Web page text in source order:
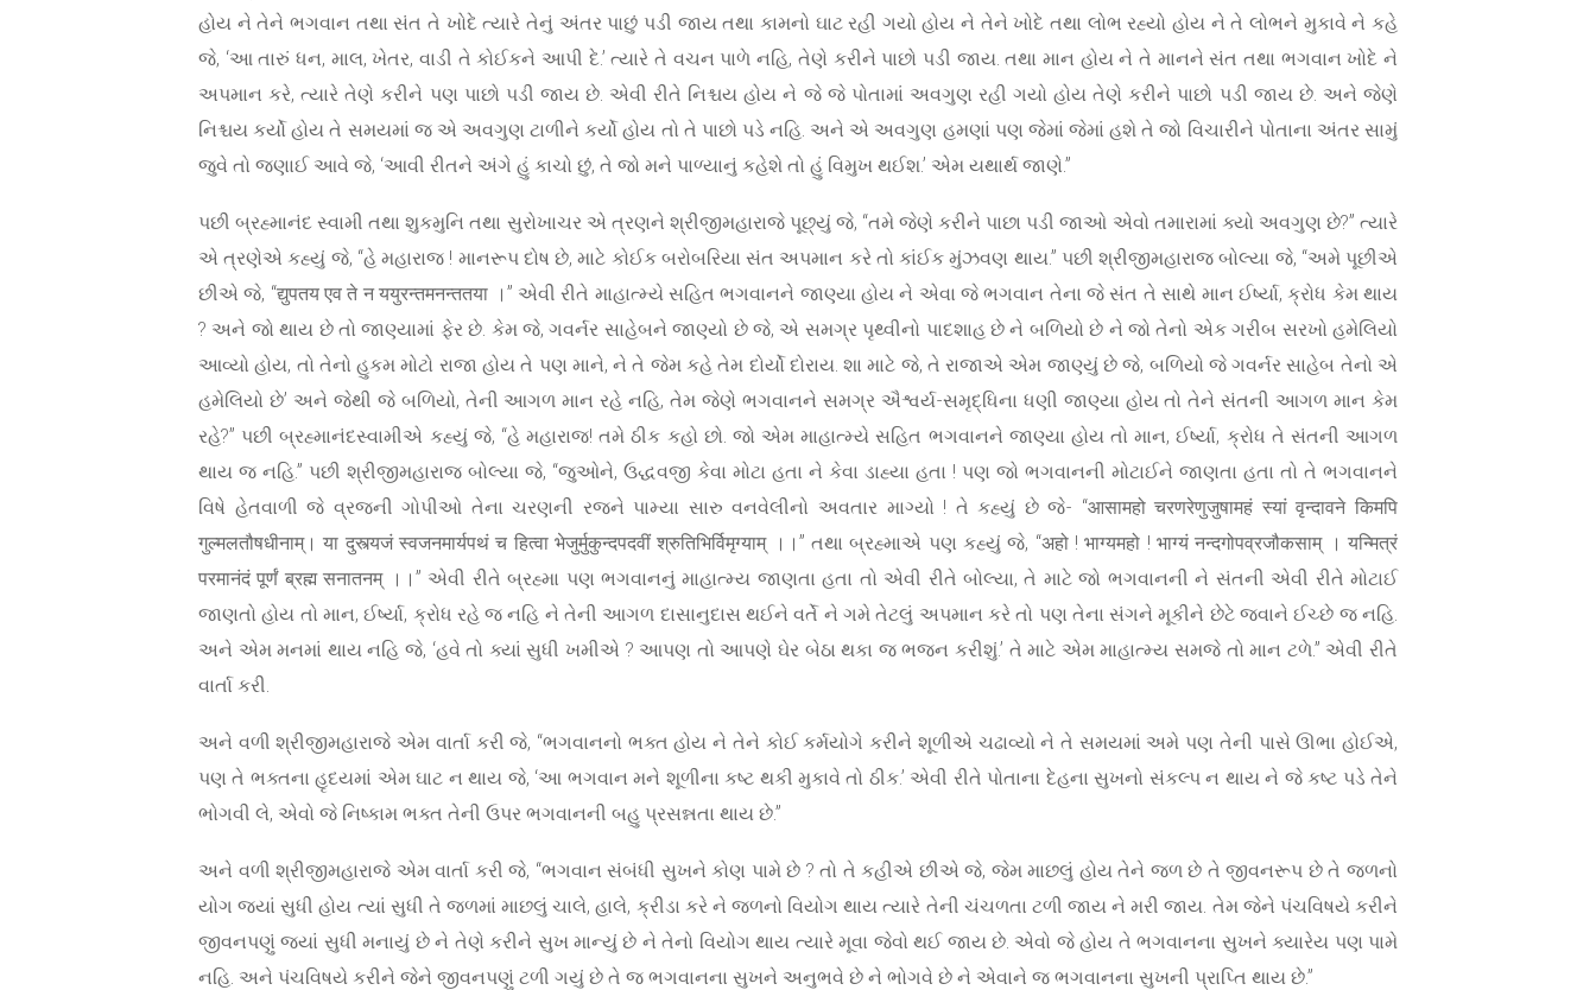
હોય ને તેને ભગવાન તથા સંત તે ખોદે ત્યારે તેનું અંતર પાછું પડી જાય તથા કામનો ઘાટ રહી ગયો હોય ને તેને ખોદે તથા લોભ રહ્યો હોય ને તે લોભને મુકાવે ને કહે
જે, ‘આ તારું ધન, માલ, ખેતર, વાડી તે કોઈકને આપી દે.’ ત્યારે તે વચન પાળે નહિ, તેણે કરીને પાછો પડી જાય. તથા માન હોય ને તે માનને સંત તથા ભગવાન ખોદે ને
અપમાન કરે, ત્યારે તેણે કરીને પણ પાછો પડી જાય છે. એવી રીતે નિશ્ચય હોય ને જે જે પોતામાં અવગુણ રહી ગયો હોય તેણે કરીને પાછો પડી જાય છે. અને જેણે
નિશ્ચય કર્યો હોય તે સમયમાં જ એ અવગુણ ટાળીને કર્યો હોય તો તે પાછો પડે નહિ. અને એ અવગુણ હમણાં પણ જેમાં જેમાં હશે તે જો વિચારીને પોતાના અંતર સામું
જુવે તો જણાઈ આવે જે, ‘આવી રીતને અંગે હું કાચો છું, તે જો મને પાળ્યાનું કહેશે તો હું વિમુખ થઈશ.’ એમ યથાર્થ જાણે.”
પછી બ્રહ્માનંદ સ્વામી તથા શુકમુનિ તથા સુરોખાચર એ ત્રણને શ્રીજીમહારાજે પૂછ્યું જે, “તમે જેણે કરીને પાછા પડી જાઓ એવો તમારામાં ક્યો અવગુણ છે?” ત્યારે
એ ત્રણેએ કહ્યું જે, “હે મહારાજ ! માનરૂપ દોષ છે, માટે કોઈક બરોબરિયા સંત અપમાન કરે તો કાંઈક મુંઝવણ થાય.” પછી શ્રીજીમહારાજ બોલ્યા જે, “અમે પૂછીએ
છીએ જે, “द्युपतय एव ते न ययुरन्तमनन्ततया ।” એવી રીતે માહાત્મ્યે સહિત ભગવાનને જાણ્યા હોય ને એવા જે ભગવાન તેના જે સંત તે સાથે માન ઈર્ષ્યા, ક્રોધ કેમ થાય
? અને જો થાય છે તો જાણ્યામાં ફેર છે. કેમ જે, ગવર્નર સાહેબને જાણ્યો છે જે, એ સમગ્ર પૃથ્વીનો પાદશાહ છે ને બળિયો છે ને જો તેનો એક ગરીબ સરખો હમેલિયો
આવ્યો હોય, તો તેનો હુકમ મોટો રાજા હોય તે પણ માને, ને તે જેમ કહે તેમ દોર્યો દોરાય. શા માટે જે, તે રાજાએ એમ જાણ્યું છે જે, બળિયો જે ગવર્નર સાહેબ તેનો એ
હમેલિયો છે’ અને જેથી જે બળિયો, તેની આગળ માન રહે નહિ, તેમ જેણે ભગવાનને સમગ્ર ઐશ્વર્ય-સમૃદ્ધિના ધણી જાણ્યા હોય તો તેને સંતની આગળ માન કેમ
રહે?” પછી બ્રહ્માનંદસ્વામીએ કહ્યું જે, “હે મહારાજ! તમે ઠીક કહો છો. જો એમ માહાત્મ્યે સહિત ભગવાનને જાણ્યા હોય તો માન, ઈર્ષ્યા, ક્રોધ તે સંતની આગળ
થાય જ નહિ.” પછી શ્રીજીમહારાજ બોલ્યા જે, “જુઓને, ઉદ્ધવજી કેવા મોટા હતા ને કેવા ડાહ્યા હતા ! પણ જો ભગવાનની મોટાઈને જાણતા હતા તો તે ભગવાનને
વિષે હેતવાળી જે વ્રજની ગોપીઓ તેના ચરણની રજને પામ્યા સારુ વનવેલીનો અવતાર માગ્યો ! તે કહ્યું છે જે- “आसामहो चरणरेणुजुषामहं स्यां वृन्दावने किमपि
गुल्मलतौषधीनाम्। या दुस्त्यजं स्वजनमार्यपथं च हित्वा भेजुर्मुकुन्दपदवीं श्रुतिभिर्विमृग्याम् ।।” તથા બ્રહ્માએ પણ કહ્યું જે, “अहो ! भाग्यमहो ! भाग्यं नन्दगोपव्रजौकसाम् । यन्मित्रं
परमानंदं पूर्णं ब्रह्म सनातनम् ।।” એવી રીતે બ્રહ્મા પણ ભગવાનનું માહાત્મ્ય જાણતા હતા તો એવી રીતે બોલ્યા, તે માટે જો ભગવાનની ને સંતની એવી રીતે મોટાઈ
જાણતો હોય તો માન, ઈર્ષ્યા, ક્રોધ રહે જ નહિ ને તેની આગળ દાસાનુદાસ થઈને વર્તે ને ગમે તેટલું અપમાન કરે તો પણ તેના સંગને મૂકીને છેટે જવાને ઈચ્છે જ નહિ.
અને એમ મનમાં થાય નહિ જે, ‘હવે તો ક્યાં સુધી ખમીએ ? આપણ તો આપણે ઘેર બેઠા થકા જ ભજન કરીશું.’ તે માટે એમ માહાત્મ્ય સમજે તો માન ટળે.” એવી રીતે
વાર્તા કરી.
અને વળી શ્રીજીમહારાજે એમ વાર્તા કરી જે, “ભગવાનનો ભક્ત હોય ને તેને કોઈ કર્મયોગે કરીને શૂળીએ ચઢાવ્યો ને તે સમયમાં અમે પણ તેની પાસે ઊભા હોઈએ,
પણ તે ભક્તના હૃદયમાં એમ ઘાટ ન થાય જે, ‘આ ભગવાન મને શૂળીના કષ્ટ થકી મુકાવે તો ઠીક.’ એવી રીતે પોતાના દેહના સુખનો સંકલ્પ ન થાય ને જે કષ્ટ પડે તેને
ભોગવી લે, એવો જે નિષ્કામ ભક્ત તેની ઉપર ભગવાનની બહુ પ્રસન્નતા થાય છે.”
અને વળી શ્રીજીમહારાજે એમ વાર્તા કરી જે, “ભગવાન સંબંધી સુખને કોણ પામે છે ? તો તે કહીએ છીએ જે, જેમ માછલું હોય તેને જળ છે તે જીવનરૂપ છે તે જળનો
યોગ જ્યાં સુધી હોય ત્યાં સુધી તે જળમાં માછલું ચાલે, હાલે, ક્રીડા કરે ને જળનો વિયોગ થાય ત્યારે તેની ચંચળતા ટળી જાય ને મરી જાય. તેમ જેને પંચવિષયે કરીને
જીવનપણું જ્યાં સુધી મનાયું છે ને તેણે કરીને સુખ માન્યું છે ને તેનો વિયોગ થાય ત્યારે મૂવા જેવો થઈ જાય છે. એવો જે હોય તે ભગવાનના સુખને ક્યારેય પણ પામે
નહિ. અને પંચવિષયે કરીને જેને જીવનપણું ટળી ગયું છે તે જ ભગવાનના સુખને અનુભવે છે ને ભોગવે છે ને એવાને જ ભગવાનના સુખની પ્રાપ્તિ થાય છે.”